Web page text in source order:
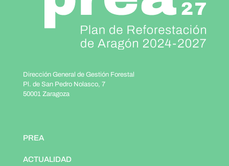
Dirección General de Gestión Forestal
Pl. de San Pedro Nolasco, 7
50001 Zaragoza
PREA
ACTUALIDAD